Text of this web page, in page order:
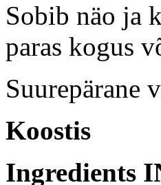
Sobib näo ja
paras kogus
Suurepärane
Koostis
Ingredients